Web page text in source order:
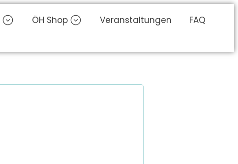
ÖH Shop Veranstaltungen FAQ